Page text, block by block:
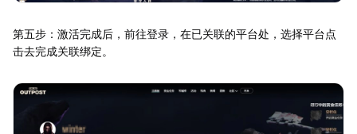
第五步：激活完成后，前往登录，在已关联的平台处，选择平台点
击去完成关联绑定。